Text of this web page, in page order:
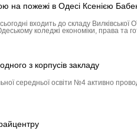
на пожежі в Одесі Ксенією
входить до складу
коледжі економіки, права та
з корпусів закладу
середньої освіти №4 активно